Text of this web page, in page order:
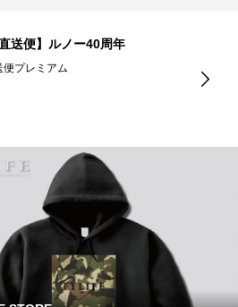
直送便】ルノー40周年
便プレミアム